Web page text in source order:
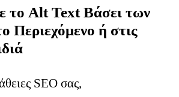
το Alt Text Βάσει των
Περιεχόμενο ή στις
SEO σας,